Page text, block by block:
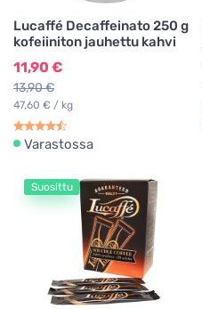
Lucaffé Decaffeinato 250 g
kofeiiniton jauhettu kahvi
11,90 €
13,90 €
47,60 € / kg
Varastossa
Suosittu